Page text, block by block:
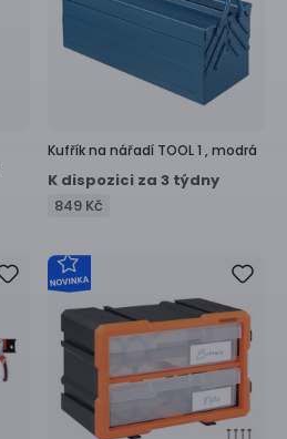
Kufřík na nářadí TOOL 1 , modrá
K dispozici za 3 týdny
849 Kč